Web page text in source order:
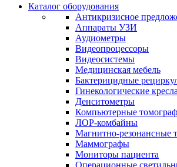
Каталог оборудования
Антикризисное
Аппараты УЗИ
Аудиометры
Видеопроцессоры
Видеосистемы
Медицинская мебель
Бактерицидные
Гинекологические кресла
Денситометры
Компьютерные
ЛОР-комбайны
Магнитно-резонансные
Маммографы
Мониторы пациента
Операционные